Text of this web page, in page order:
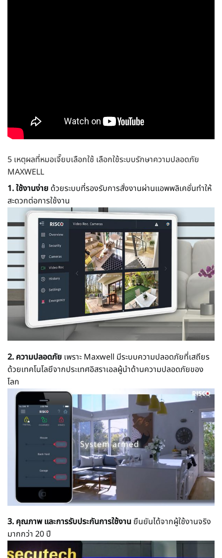
5 เหตุผลที่หมอเจี๊ยบเลือกใช้ เลือกใช้ระบบรักษาความปลอดภัย
MAXWELL
1. ใช้งานง่าย ด้วยระบบที่รองรับการสั่งงานผ่านแอพพลิเคชั่นทำให้
สะดวกต่อการใช้งาน
2. ความปลอดภัย เพราะ Maxwell มีระบบความปลอดภัยที่เสถียร
ด้วยเทคโนโลยีจากประเทศอิสราเอลผู้นำด้านความปลอดภัยของ
โลก
3. คุณภาพ และการรับประกันการใช้งาน ยืนยันได้จากผู้ใช้งานจริง
มากกว่า 20 ปี